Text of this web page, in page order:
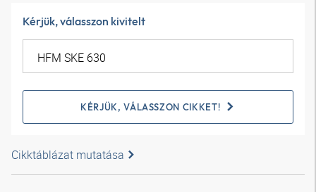
Kérjük, válasszon kivitelt
KÉRJÜK, VÁLASSZON CIKKET!
Cikktáblázat mutatása